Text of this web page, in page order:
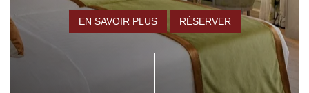
EN SAVOIR PLUS RÉSERVER